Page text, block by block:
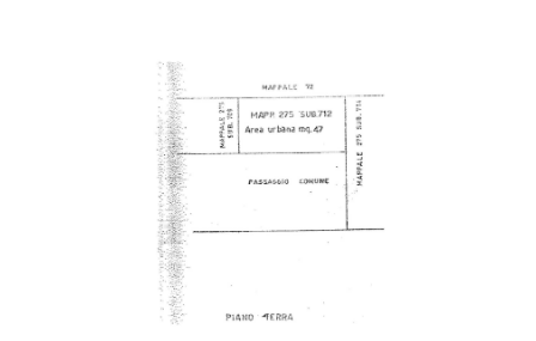
Posto auto/Box
Balcone/Terrazzo